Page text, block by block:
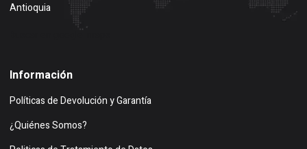
Antioquia
Información
Políticas de Devolución y Garantía
¿Quiénes Somos?